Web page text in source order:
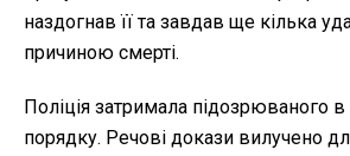
наздогнав її та завдав ще кілька
причиною смерті.
Поліція затримала підозрюваного
порядку. Речові докази вилучено